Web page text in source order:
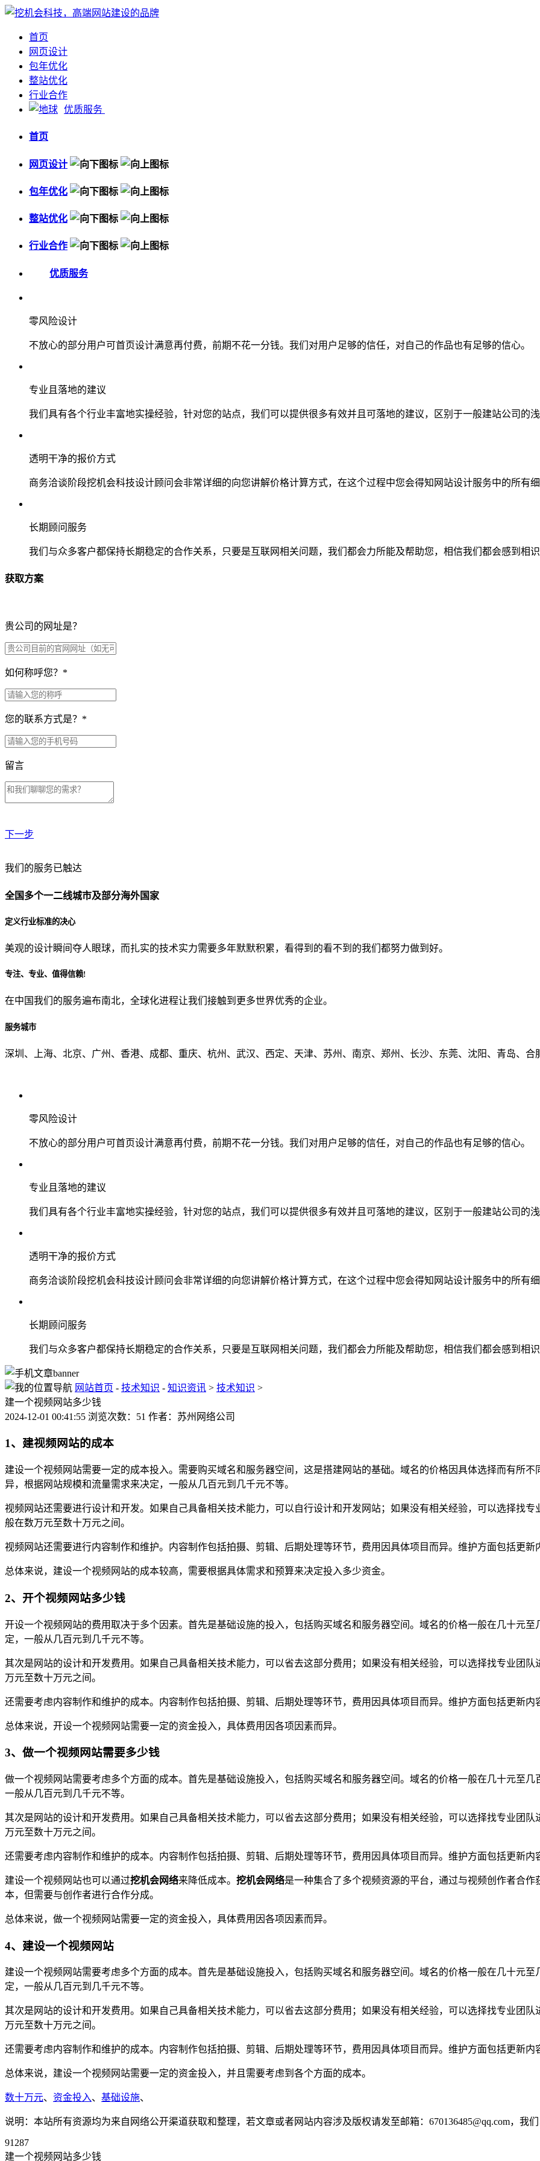
首页
网页设计
包年优化
整站优化
行业合作
优质服务
首页
网页设计
包年优化
整站优化
行业合作
优质服务
零风险设计
不放心的部分用户可首页设计满意再付费，前期不花一分钱。我们对用户足够的信任，对自己的作品也有足够的信心。
专业且落地的建议
我们具有各个行业丰富地实操经验，针对您的站点，我们可以提供很多有效并且可落地的建议，区别于一般建站公司的
透明干净的报价方式
商务洽谈阶段挖机会科技设计顾问会非常详细的向您讲解价格计算方式，在这个过程中您会得知网站设计服务中的所有
长期顾问服务
我们与众多客户都保持长期稳定的合作关系，只要是互联网相关问题，我们都会力所能及帮助您，相信我们都会感到相
获取方案
贵公司的网址是？
如何称呼您？ *
您的联系方式是？ *
留言
下一步
贵公司预算范围是？
贵公司的团队规模是？
从哪里了解到我们？
我们的服务已触达
全国多个一二线城市及部分海外国家
定义行业标准的决心
美观的设计瞬间夺人眼球，而扎实的技术实力需要多年默默积累，看得到的看不到的我们都努力做到好。
专注、专业、值得信赖!
在中国我们的服务遍布南北，全球化进程让我们接触到更多世界优秀的企业。
服务城市
深圳、上海、北京、广州、香港、成都、重庆、杭州、武汉、西定、天津、苏州、南京、郑州、长沙、东莞、沈阳、青岛、合
零风险设计
不放心的部分用户可首页设计满意再付费，前期不花一分钱。我们对用户足够的信任，对自己的作品也有足够的信心。
专业且落地的建议
我们具有各个行业丰富地实操经验，针对您的站点，我们可以提供很多有效并且可落地的建议，区别于一般建站公司的
透明干净的报价方式
商务洽谈阶段挖机会科技设计顾问会非常详细的向您讲解价格计算方式，在这个过程中您会得知网站设计服务中的所有
长期顾问服务
我们与众多客户都保持长期稳定的合作关系，只要是互联网相关问题，我们都会力所能及帮助您，相信我们都会感到相
网站首页 - 技术知识 - 知识资讯 > 技术知识 >
建一个视频网站多少钱
2024-12-01 00:41:55 浏览次数：51 作者：苏州网络公司
1、建视频网站的成本
建设一个视频网站需要一定的成本投入。需要购买域名和服务器空间，这是搭建网站的基础。域名的价格因具体选择而有所
异，根据网站规模和流量需求来决定，一般从几百元到几千元不等。
视频网站还需要进行设计和开发。如果自己具备相关技术能力，可以自行设计和开发网站；如果没有相关经验，可以选择找
般在数万元至数十万元之间。
视频网站还需要进行内容制作和维护。内容制作包括拍摄、剪辑、后期处理等环节，费用因具体项目而异。维护方面包括更
总体来说，建设一个视频网站的成本较高，需要根据具体需求和预算来决定投入多少资金。
2、开个视频网站多少钱
开设一个视频网站的费用取决于多个因素。首先是基础设施的投入，包括购买域名和服务器空间。域名的价格一般在几十元
定，一般从几百元到几千元不等。
其次是网站的设计和开发费用。如果自己具备相关技术能力，可以省去这部分费用；如果没有相关经验，可以选择找专业团
万元至数十万元之间。
还需要考虑内容制作和维护的成本。内容制作包括拍摄、剪辑、后期处理等环节，费用因具体项目而异。维护方面包括更新
总体来说，开设一个视频网站需要一定的资金投入，具体费用因各项因素而异。
3、做一个视频网站需要多少钱
做一个视频网站需要考虑多个方面的成本。首先是基础设施投入，包括购买域名和服务器空间。域名的价格一般在几十元至
一般从几百元到几千元不等。
其次是网站的设计和开发费用。如果自己具备相关技术能力，可以省去这部分费用；如果没有相关经验，可以选择找专业团
万元至数十万元之间。
还需要考虑内容制作和维护的成本。内容制作包括拍摄、剪辑、后期处理等环节，费用因具体项目而异。维护方面包括更新
建设一个视频网站也可以通过挖机会网络来降低成本。 挖机会网络是一种集合了多个视频资源的平台，通过与视频创作者合
本，但需要与创作者进行合作分成。
总体来说，做一个视频网站需要一定的资金投入，具体费用因各项因素而异。
4、建设一个视频网站
建设一个视频网站需要考虑多个方面的成本。首先是基础设施投入，包括购买域名和服务器空间。域名的价格一般在几十元
定，一般从几百元到几千元不等。
其次是网站的设计和开发费用。如果自己具备相关技术能力，可以省去这部分费用；如果没有相关经验，可以选择找专业团
万元至数十万元之间。
还需要考虑内容制作和维护的成本。内容制作包括拍摄、剪辑、后期处理等环节，费用因具体项目而异。维护方面包括更新
总体来说，建设一个视频网站需要一定的资金投入，并且需要考虑到各个方面的成本。
数十万元、 资金投入、 基础设施、
说明：本站所有资源均为来自网络公开渠道获取和整理，若文章或者网站内容涉及版权请发至邮箱：670136485@qq.com，我
91287
建一个视频网站多少钱